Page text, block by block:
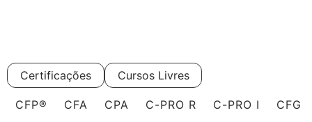
Certificações Cursos Livres
CFP® CFA CPA C-PRO R C-PRO I CFG